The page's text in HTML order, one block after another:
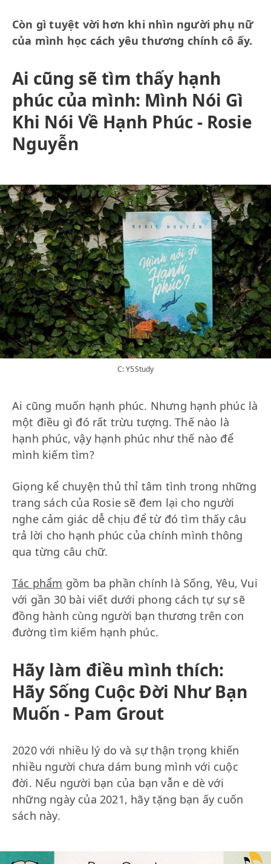
Còn gì tuyệt vời hơn khi nhìn người phụ nữ
của mình học cách yêu thương chính cô ấy.
Ai cũng sẽ tìm thấy hạnh
phúc của mình: Mình Nói Gì
Khi Nói Về Hạnh Phúc - Rosie
Nguyễn
C: Y5Study
Ai cũng muốn hạnh phúc. Nhưng hạnh phúc là
một điều gì đó rất trừu tượng. Thế nào là
hạnh phúc, vậy hạnh phúc như thế nào để
mình kiếm tìm?
Giọng kể chuyện thủ thỉ tâm tình trong những
trang sách của Rosie sẽ đem lại cho người
nghe cảm giác dễ chịu để từ đó tìm thấy câu
trả lời cho hạnh phúc của chính mình thông
qua từng câu chữ.
Tác phẩm gồm ba phần chính là Sống, Yêu, Vui
với gần 30 bài viết dưới phong cách tự sự sẽ
đồng hành cùng người bạn thương trên con
đường tìm kiếm hạnh phúc.
Hãy làm điều mình thích:
Hãy Sống Cuộc Đời Như Bạn
Muốn - Pam Grout
2020 với nhiều lý do và sự thận trọng khiến
nhiều người chưa dám bung mình với cuộc
đời. Nếu người bạn của bạn vẫn e dè với
những ngày của 2021, hãy tặng bạn ấy cuốn
sách này.